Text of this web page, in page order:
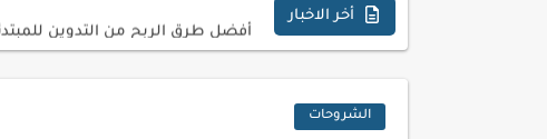
أخر الاخبار
الشروحات